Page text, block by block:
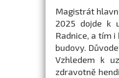
Magistrát
2025 dojde k
Radnice, a tím
budovy.
Vzhledem k
zdravotně